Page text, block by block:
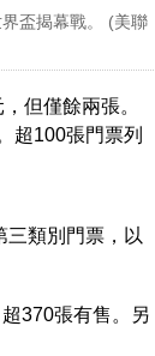
盃揭幕戰。 (美聯
但僅餘兩張。
超100張門票列
三類別門票，以
370張有售。另